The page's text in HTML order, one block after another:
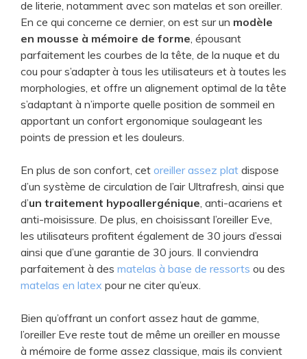
de literie, notamment avec son matelas et son oreiller.
En ce qui concerne ce dernier, on est sur un modèle
en mousse à mémoire de forme , épousant
parfaitement les courbes de la tête, de la nuque et du
cou pour s’adapter à tous les utilisateurs et à toutes les
morphologies, et offre un alignement optimal de la tête
s’adaptant à n’importe quelle position de sommeil en
apportant un confort ergonomique soulageant les
points de pression et les douleurs.
En plus de son confort, cet oreiller assez plat dispose
d’un système de circulation de l’air Ultrafresh, ainsi que
d’un traitement hypoallergénique , anti-acariens et
anti-moisissure. De plus, en choisissant l’oreiller Eve,
les utilisateurs profitent également de 30 jours d’essai
ainsi que d’une garantie de 30 jours. Il conviendra
parfaitement à des matelas à base de ressorts ou des
matelas en latex pour ne citer qu’eux.
Bien qu’offrant un confort assez haut de gamme,
l’oreiller Eve reste tout de même un oreiller en mousse
à mémoire de forme assez classique, mais ils convient